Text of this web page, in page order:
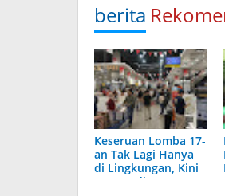
berita
Keseruan Lomba 17-
an Tak Lagi Hanya
di Lingkungan, Kini
Juga Hadir Saat